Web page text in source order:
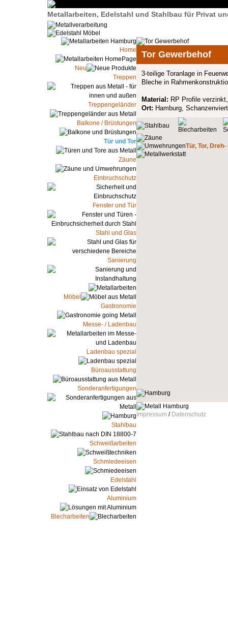
Metallarbeiten, Edelstahl und Stahlbau für Privat
Home
Neu
Treppen
Treppengeländer
Balkone / Brüstungen
Tür und Tor
Zäune
Einbruchschutz
Fenster und Tür
Stahl und Glas
Sanierung
Möbel
Gastronomie
Messe- / Ladenbau
Ladenbau spezial
Büroausstattung
Sonderanfertigungen
Stahlbau
Schweißarbeiten
Schmiedeeisen
Edelstahl
Aluminium
Blecharbeiten
Tor Gewerbehof
3-teilige Toranlage in
Bleche in
Material: RP Profile
Ort: Hamburg,
Tür, Tor,
Impressum / Datenschutz